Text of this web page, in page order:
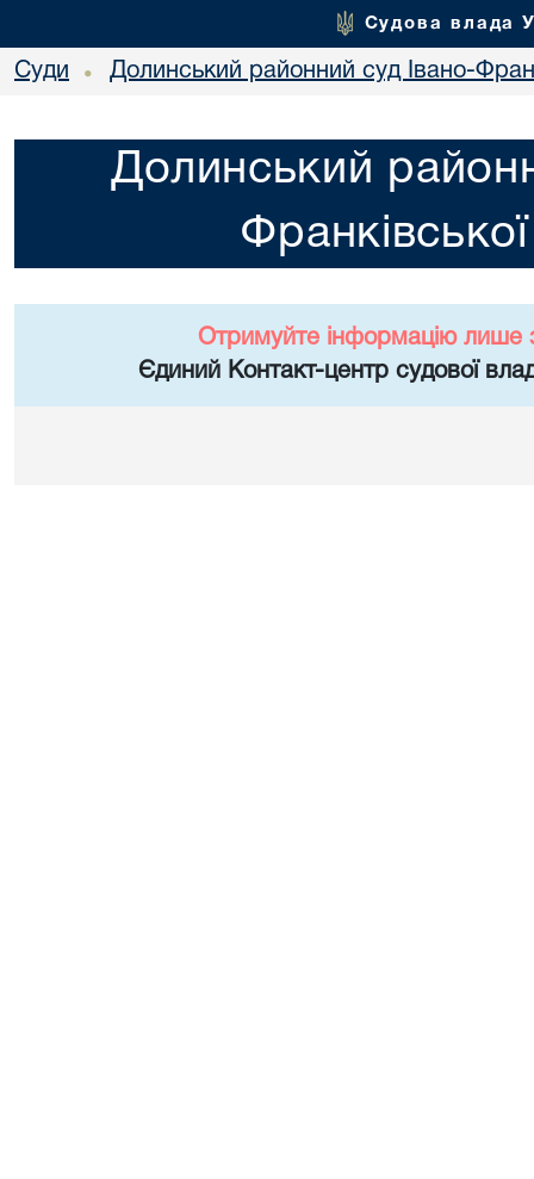
Судова влада
Суди • Долинський районний суд Івано-
Долинський
Отримуйте інформацію лише
Єдиний Контакт-центр судової